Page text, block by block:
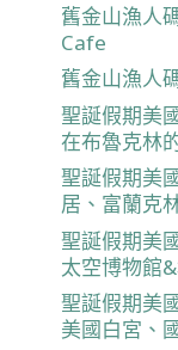
舊金山漁人
Cafe
舊金山漁人
聖誕假期美
在布魯克林
聖誕假期美
居、富蘭克
聖誕假期美
太空博物館
聖誕假期美
美國白宮、